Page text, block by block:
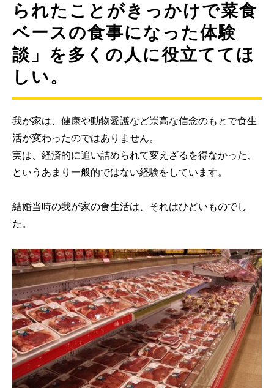
られたことがきっかけで菜食
ベースの食事になった体験
談」を多くの人に役立ててほ
しい。
我が家は、健康や動物愛護など崇高な信念のもとで食生
活が変わったのではありません。
実は、経済的に追い詰められて変えざるを得なかった、
というあまり一般的ではない経験をしています。
結婚当時の我が家の食生活は、それはひどいものでし
た。